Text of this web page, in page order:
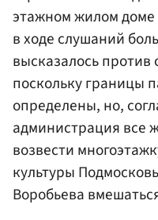
этажном жилом доме
в ходе слушаний
высказалось против
поскольку границы
определены, но,
администрация все
возвести
культуры
Воробьева